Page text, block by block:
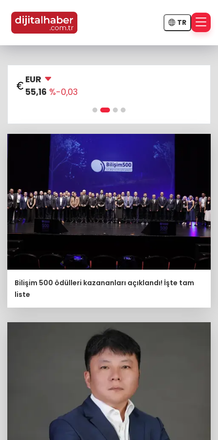
TR
Altın
6.628,25 %-0,48
Bilişim 500 ödülleri kazananları açıklandı! İşte tam
liste